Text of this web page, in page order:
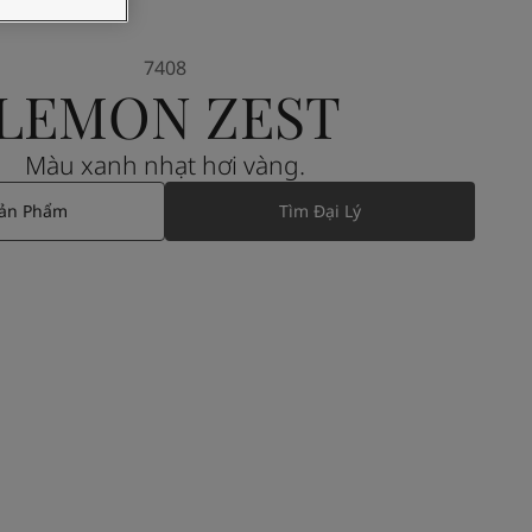
ZEST
7408
Màu xanh nhạt hơi vàng.
Phẩm Tìm Đại Lý